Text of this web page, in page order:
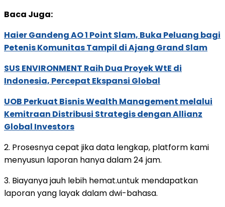
Baca Juga:
Haier Gandeng AO 1 Point Slam, Buka Peluang bagi
Petenis Komunitas Tampil di Ajang Grand Slam
SUS ENVIRONMENT Raih Dua Proyek WtE di
Indonesia, Percepat Ekspansi Global
UOB Perkuat Bisnis Wealth Management melalui
Kemitraan Distribusi Strategis dengan Allianz
Global Investors
2. Prosesnya cepat jika data lengkap, platform kami
menyusun laporan hanya dalam 24 jam.
3. Biayanya jauh lebih hemat.untuk mendapatkan
laporan yang layak dalam dwi-bahasa.